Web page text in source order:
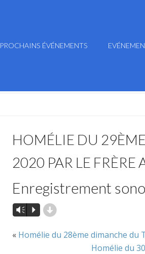
PROCHAINS ÉVÉNEMENTS
HOMÉLIE DU
2020 PAR LE
Enregistrement
Vm P d
« Homélie du 28ème dimanche
Homélie du